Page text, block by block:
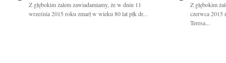
Z głębokim żalem zawiadamiamy, że w dniu 11
września 2015 roku zmarł w wieku 80 lat płk dr...
Z głębokim
czerwca 2015
Teresa...